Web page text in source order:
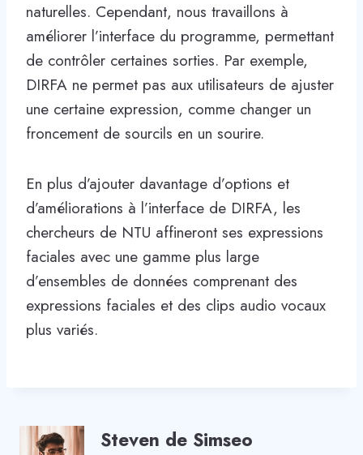
naturelles. Cependant, nous travaillons à
améliorer l’interface du programme, permettant
de contrôler certaines sorties. Par exemple,
DIRFA ne permet pas aux utilisateurs de ajuster
une certaine expression, comme changer un
froncement de sourcils en un sourire.
En plus d’ajouter davantage d’options et
d’améliorations à l’interface de DIRFA, les
chercheurs de NTU affineront ses expressions
faciales avec une gamme plus large
d’ensembles de données comprenant des
expressions faciales et des clips audio vocaux
plus variés.
Steven de Simseo